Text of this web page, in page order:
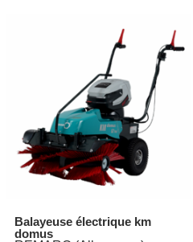
Balayeuse électrique km
domus